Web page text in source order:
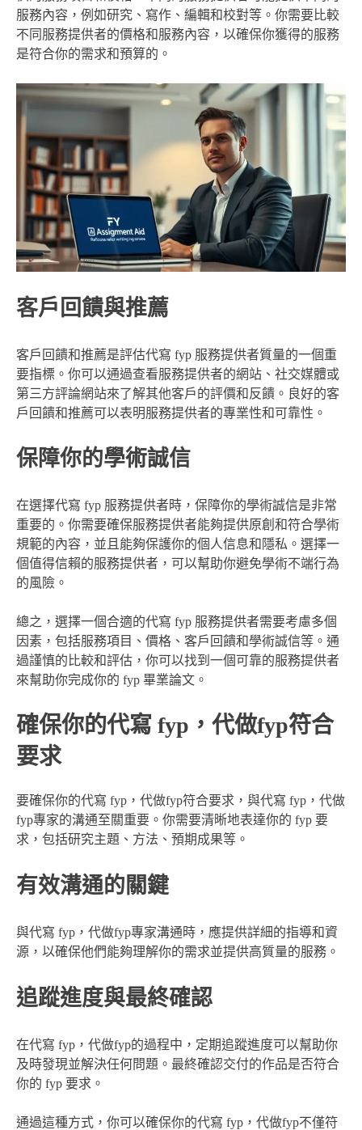
服務內容，例如研究、寫作、編輯和校對等。你需要比較
不同服務提供者的價格和服務內容，以確保你獲得的服務
是符合你的需求和預算的。
客戶回饋與推薦
客戶回饋和推薦是評估代寫 fyp 服務提供者質量的一個重
要指標。你可以通過查看服務提供者的網站、社交媒體或
第三方評論網站來了解其他客戶的評價和反饋。良好的客
戶回饋和推薦可以表明服務提供者的專業性和可靠性。
保障你的學術誠信
在選擇代寫 fyp 服務提供者時，保障你的學術誠信是非常
重要的。你需要確保服務提供者能夠提供原創和符合學術
規範的內容，並且能夠保護你的個人信息和隱私。選擇一
個值得信賴的服務提供者，可以幫助你避免學術不端行為
的風險。
總之，選擇一個合適的代寫 fyp 服務提供者需要考慮多個
因素，包括服務項目、價格、客戶回饋和學術誠信等。通
過謹慎的比較和評估，你可以找到一個可靠的服務提供者
來幫助你完成你的 fyp 畢業論文。
確保你的代寫 fyp，代做fyp符合
要求
要確保你的代寫 fyp，代做fyp符合要求，與代寫 fyp，代做
fyp專家的溝通至關重要。你需要清晰地表達你的 fyp 要
求，包括研究主題、方法、預期成果等。
有效溝通的關鍵
與代寫 fyp，代做fyp專家溝通時，應提供詳細的指導和資
源，以確保他們能夠理解你的需求並提供高質量的服務。
追蹤進度與最終確認
在代寫 fyp，代做fyp的過程中，定期追蹤進度可以幫助你
及時發現並解決任何問題。最終確認交付的作品是否符合
你的 fyp 要求。
通過這種方式，你可以確保你的代寫 fyp，代做fyp不僅符